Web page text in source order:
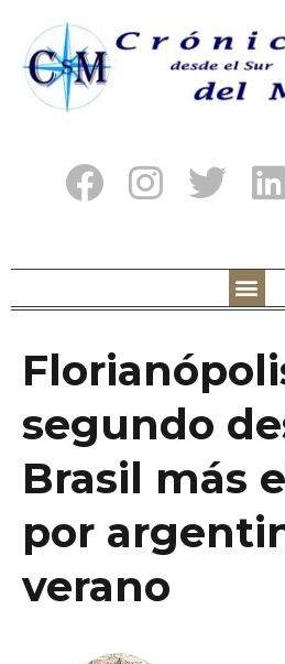
segundo
Brasil más
por
verano